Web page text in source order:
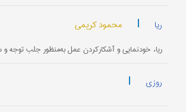
ریا | محمود کریمی
ریا، خودنمایی و آشکارکردن عمل به‌منظور جلب توجه
روزی |